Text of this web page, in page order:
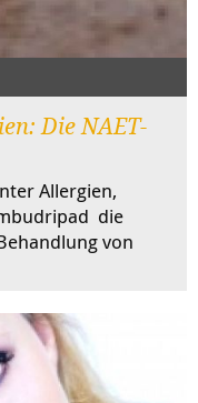
Die NAET-
Allergien,
die
von